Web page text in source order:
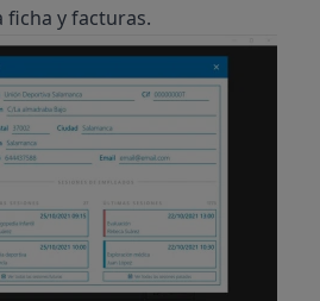
y facturas.